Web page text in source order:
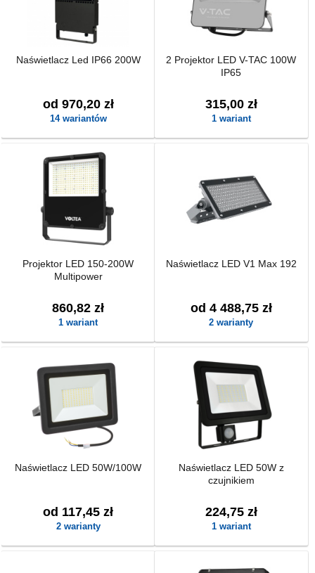
Naświetlacz Led IP66 200W
od 970,20 zł
14 wariantów
2 Projektor LED V-TAC 100W
IP65
315,00 zł
1 wariant
Projektor LED 150-200W
Multipower
860,82 zł
1 wariant
Naświetlacz LED V1 Max 192
od 4 488,75 zł
2 warianty
Naświetlacz LED 50W/100W
od 117,45 zł
2 warianty
Naświetlacz LED 50W z
czujnikiem
224,75 zł
1 wariant